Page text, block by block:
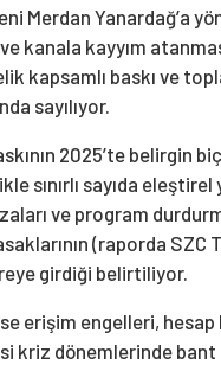
Merdan Yanardağ’a
kanala kayyım
kapsamlı baskı ve
sayılıyor.
2025’te belirgin
sınırlı sayıda eleştirel
ve program
(raporda SZC
girdiği belirtiliyor.
erişim engelleri,
kriz dönemlerinde bant